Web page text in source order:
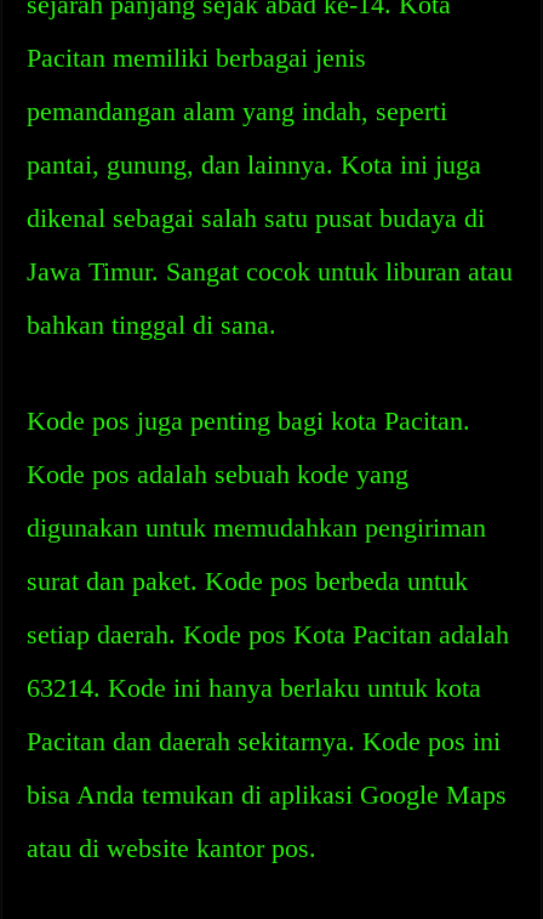
Pacitan memiliki berbagai jenis
pemandangan alam yang indah, seperti
pantai, gunung, dan lainnya. Kota ini juga
dikenal sebagai salah satu pusat budaya di
Jawa Timur. Sangat cocok untuk liburan atau
bahkan tinggal di sana.
Kode pos juga penting bagi kota Pacitan.
Kode pos adalah sebuah kode yang
digunakan untuk memudahkan pengiriman
surat dan paket. Kode pos berbeda untuk
setiap daerah. Kode pos Kota Pacitan adalah
63214. Kode ini hanya berlaku untuk kota
Pacitan dan daerah sekitarnya. Kode pos ini
bisa Anda temukan di aplikasi Google Maps
atau di website kantor pos.